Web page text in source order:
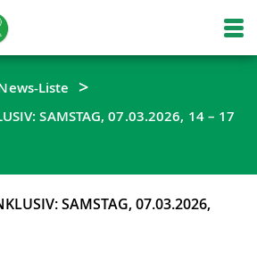
Liste
SAMSTAG, 07.03.2026, 14 – 17
SAMSTAG, 07.03.2026,